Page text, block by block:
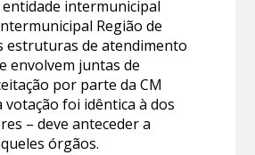
intermunicipal
Região de
estruturas de atendimento
envolvem juntas de
por parte da CM
votação foi idêntica à dos
– deve anteceder a
órgãos.